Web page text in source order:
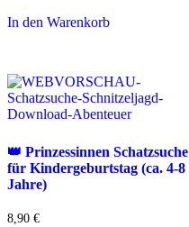
In den Warenkorb
👑 Prinzessinnen Schatzsuche
für Kindergeburtstag (ca. 4-8
Jahre)
8,90 €